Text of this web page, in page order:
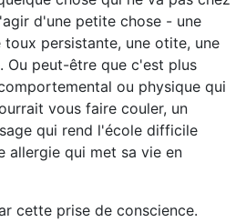
d'une petite chose - une
persistante, une otite, une
Ou peut-être que c'est plus
ou physique qui
vous faire couler, un
qui rend l'école difficile
allergie qui met sa vie en
cette prise de conscience.